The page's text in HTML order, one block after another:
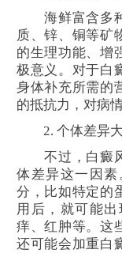
海鲜富含多种
质、锌、铜等矿
的生理功能、增
极意义。对于白
身体补充所需的
的抵抗力，对病
2. 个体差异大
不过，白癜风
体差异这一因
分，比如特定的
用后，就可能
痒、红肿等。这
还可能会加重白